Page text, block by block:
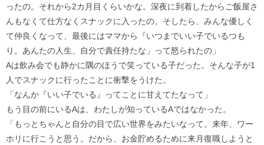
ったの。それから2カ月目くらいかな。深夜に到着したからご飯屋さ
んもなくて仕方なくスナックに入ったの。そしたら、みんな優しく
て仲良くなって、最後にはママから『いつまでいい子でいるつも
り。あんたの人生、自分で責任持たな」って怒られたの」
Aは飲み会でも静かに隅のほうで笑っている子だった。そんな子が1
人でスナックに行ったことに衝撃をうけた。
「なんか『いい子でいる』ってことに甘えてたなって」
もう目の前にいるAは、わたしが知っているAではなかった。
「もっとちゃんと自分の目で広い世界をみたいなって。来年、ワー
ホリに行こうと思う。だから、お金貯めるために来月復職しようと